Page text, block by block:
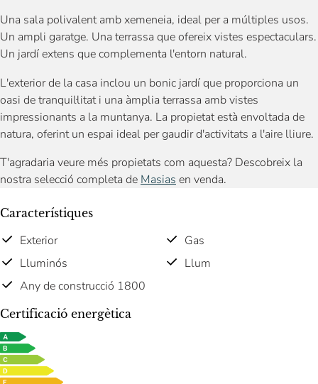
Una sala polivalent amb xemeneia, ideal per a múltiples usos.
Un ampli garatge. Una terrassa que ofereix vistes espectaculars.
Un jardí extens que complementa l'entorn natural.
L'exterior de la casa inclou un bonic jardí que proporciona un
oasi de tranquil·litat i una àmplia terrassa amb vistes
impressionants a la muntanya. La propietat està envoltada de
natura, oferint un espai ideal per gaudir d'activitats a l'aire lliure.
T'agradaria veure més propietats com aquesta? Descobreix la
nostra selecció completa de Masias en venda.
Característiques
Exterior
Gas
Lluminós
Llum
Any de construcció 1800
Certificació energètica